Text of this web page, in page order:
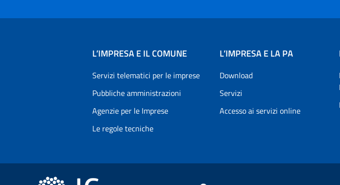
L’IMPRESA E IL COMUNE
Servizi telematici per le imprese
Pubbliche amministrazioni
Agenzie per le Imprese
Le regole tecniche
L’IMPRESA E LA PA
Download
Servizi
Accesso ai servizi online